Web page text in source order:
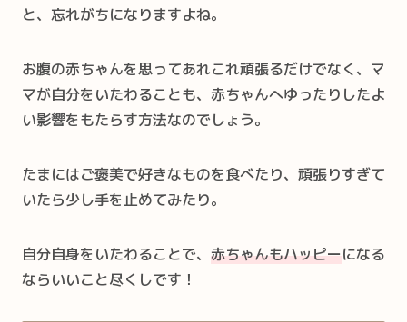
と、忘れがちになりますよね。
お腹の赤ちゃんを思ってあれこれ頑張るだけでなく、マ
マが自分をいたわることも、赤ちゃんへゆったりしたよ
い影響をもたらす方法なのでしょう。
たまにはご褒美で好きなものを食べたり、頑張りすぎて
いたら少し手を止めてみたり。
自分自身をいたわることで、 赤ちゃんもハッピーになる
ならいいこと尽くしです！